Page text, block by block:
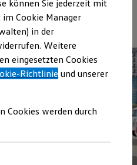
Werkstätten
Handel
können Sie jederzeit mit
Cookie Manager
in der
Weitere
eingesetzten Cookies
Richtlinie und unserer
Cookies werden durch